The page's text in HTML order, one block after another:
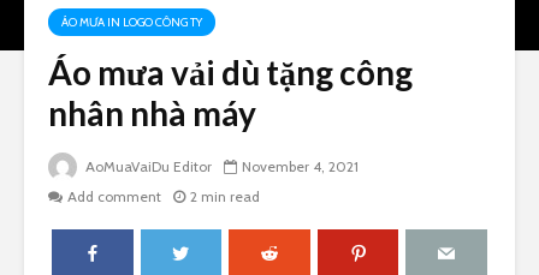
ÁO MƯA IN LOGO CÔNG TY
Áo mưa vải dù tặng công
nhân nhà máy
AoMuaVaiDu Editor
November 4, 2021
Add comment
2 min read